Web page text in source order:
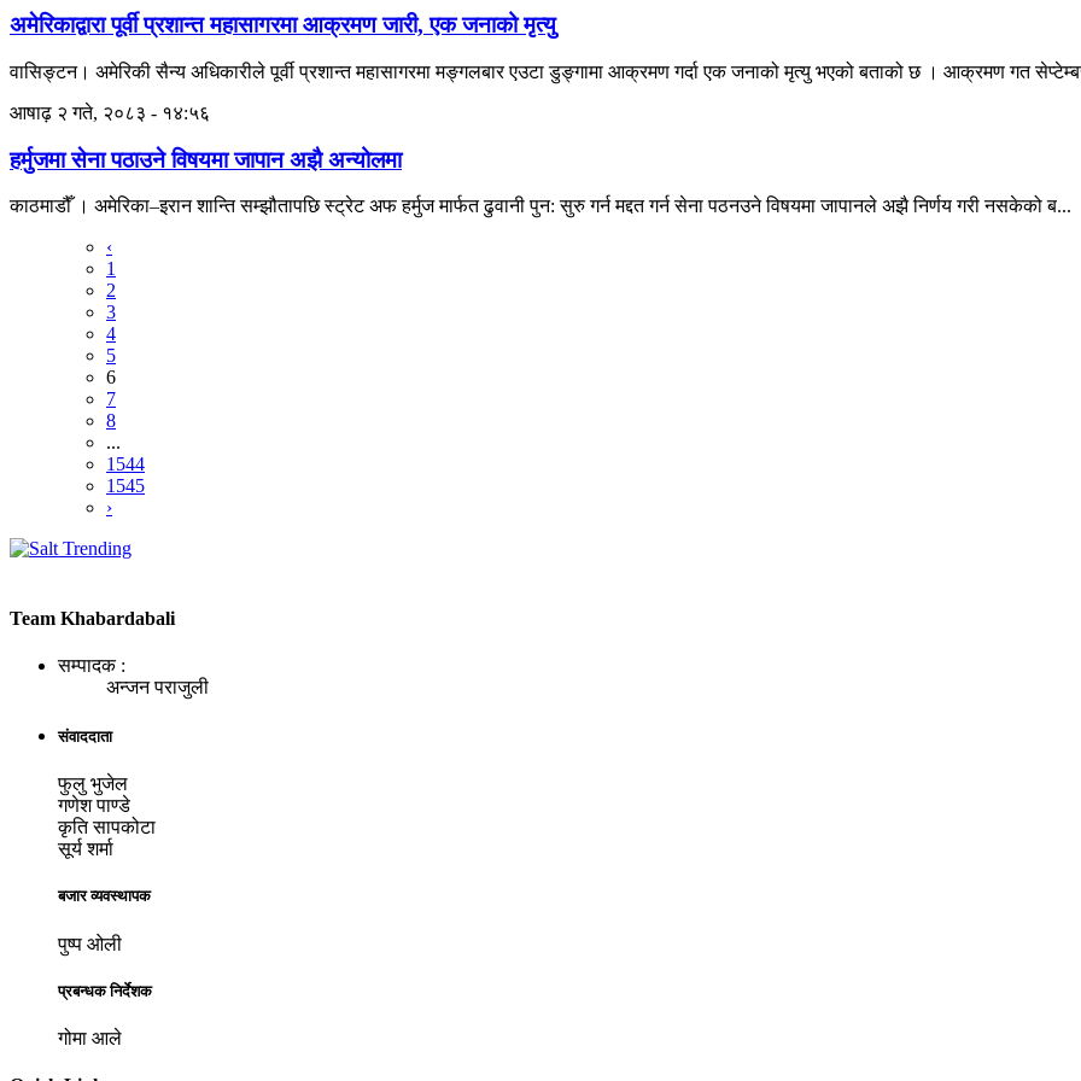
अमेरिकाद्वारा पूर्वी प्रशान्त महासागरमा आक्रमण जारी, एक जनाको मृत्यु
वासिङ्टन। अमेरिकी सैन्य अधिकारीले पूर्वी प्रशान्त महासागरमा मङ्गलबार एउटा डुङ्गामा आक्रमण गर्दा एक जनाको मृत्यु भएको बताको छ । आक्रमण गत
आषाढ़ २ गते, २०८३ - १४:५६
हर्मुजमा सेना पठाउने विषयमा जापान अझै अन्योलमा
काठमाडौँ । अमेरिका–इरान शान्ति सम्झौतापछि स्ट्रेट अफ हर्मुज मार्फत ढुवानी पुन: सुरु गर्न मद्दत गर्न सेना पठनउने विषयमा जापानले अझै निर्णय गरी नसकेको ब...
‹
1
2
3
4
5
6
7
8
...
1544
1545
›
Team Khabardabali
सम्पादक :
अन्जन पराजुली
संवाददाता
फुलु भुजेल
गणेश पाण्डे
कृति सापकोटा
सूर्य शर्मा
बजार व्यवस्थापक
पुष्प ओली
प्रबन्धक निर्देशक
गोमा आले